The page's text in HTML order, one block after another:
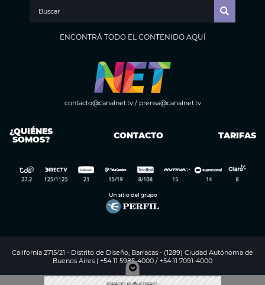
ENCONTRÁ TODO EL CONTENIDO AQUÍ
contacto@canalnet.tv/ prensa@canalnet.tv
¿QUIÉNES
SOMOS? CONTACTO TARIFAS
California 2715/21 - Distrito de Diseño, Barracas - (1289) Ciudad Autónoma de
Buenos Aires | +54 11 5985-4000 / +54 11 7091-4000